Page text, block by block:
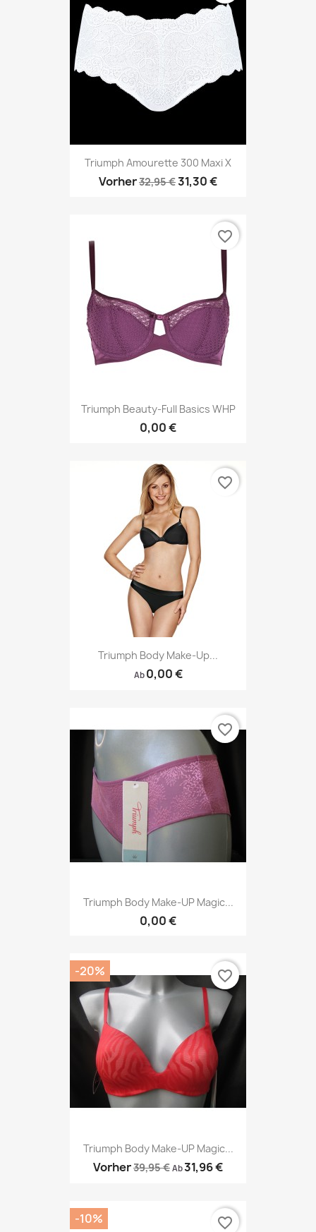
Triumph Amourette 300 Maxi X
Vorher32,95 €31,30 €
Triumph Beauty-Full Basics WHP
0,00 €
favorite_border
Triumph Body Make-Up...
Ab 0,00 €
favorite_border
Triumph Body Make-UP Magic...
0,00 €
favorite_border
Triumph Body Make-UP Magic...
Vorher39,95 € Ab31,96 €
-20% favorite_border
-10% favorite_border